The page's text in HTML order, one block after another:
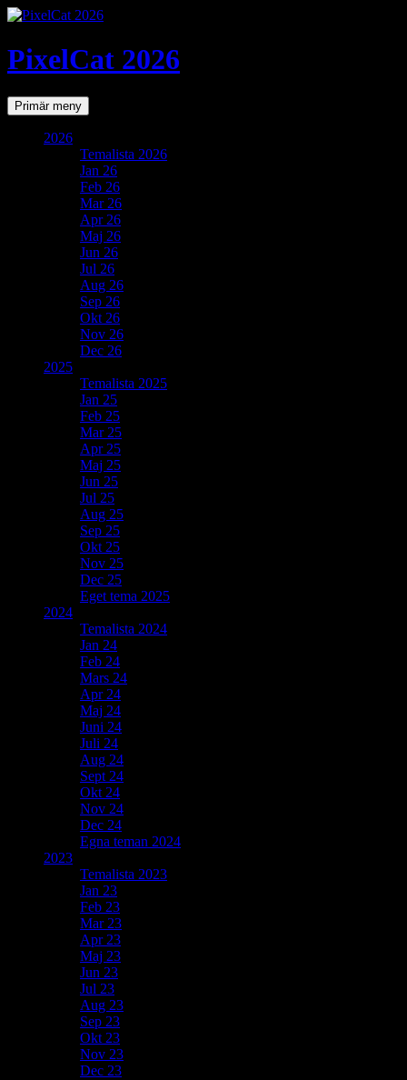
PixelCat 2026
SökPrimär meny Gå
till
2026
Temalista 2026
Jan 26
Feb 26
Mar 26
Apr 26
Maj 26
Jun 26
Jul 26
Aug 26
Sep 26
Okt 26
Nov 26
Dec 26
2025
Temalista 2025
Jan 25
Feb 25
Mar 25
Apr 25
Maj 25
Jun 25
Jul 25
Aug 25
Sep 25
Okt 25
Nov 25
Dec 25
Eget tema 2025
2024
Temalista 2024
Jan 24
Feb 24
Mars 24
Apr 24
Maj 24
Juni 24
Juli 24
Aug 24
Sept 24
Okt 24
Nov 24
Dec 24
Egna teman 2024
2023
Temalista 2023
Jan 23
Feb 23
Mar 23
Apr 23
Maj 23
Jun 23
Jul 23
Aug 23
Sep 23
Okt 23
Nov 23
Dec 23